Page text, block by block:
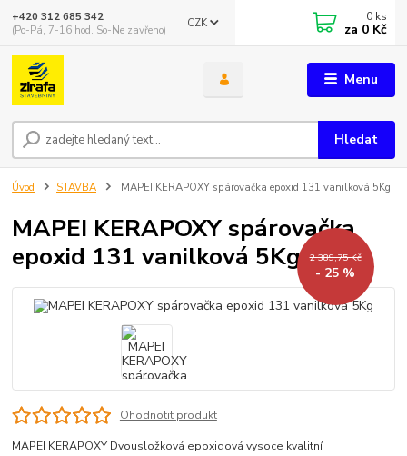
Menu
CZK
Hledat
+420 312 685 342
(Po-Pá, 7-16 hod. So-Ne zavřeno)
0 ks
za 0 Kč
Úvod STAVBA MAPEI KERAPOXY spárovačka epoxid 131 vanilková 5Kg
MAPEI KERAPOXY spárovačka
epoxid 131 vanilková 5Kg
2 389,75 Kč
- 25 %
Ohodnotit produkt
MAPEI KERAPOXY Dvousložková epoxidová vysoce kvalitní